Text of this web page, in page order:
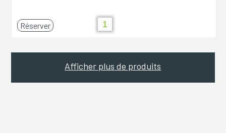
Réserver
Afficher plus de produits